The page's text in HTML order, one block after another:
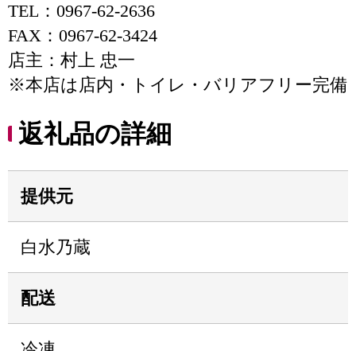
TEL：0967-62-2636
FAX：0967-62-3424
店主：村上 忠一
※本店は店内・トイレ・バリアフリー完備
返礼品の詳細
提供元
白水乃蔵
配送